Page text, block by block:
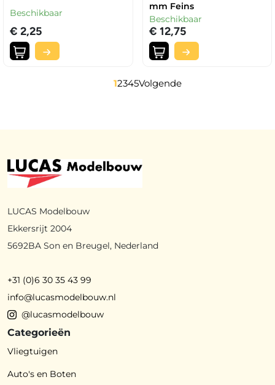
Beschikbaar
€ 2,25
mm Feins
Beschikbaar
€ 12,75
12345Volgende
LUCAS Modelbouw
Ekkersrijt 2004
5692BA Son en Breugel, Nederland
+31 (0)6 30 35 43 99
info@lucasmodelbouw.nl
@lucasmodelbouw
Categorieën
Vliegtuigen
Auto's en Boten